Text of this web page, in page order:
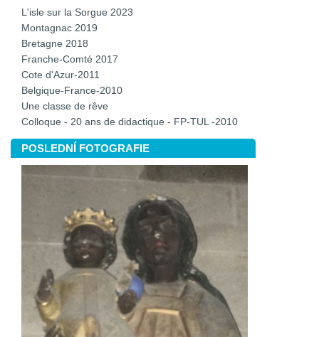
L'isle sur la Sorgue 2023
Montagnac 2019
Bretagne 2018
Franche-Comté 2017
Cote d'Azur-2011
Belgique-France-2010
Une classe de rêve
Colloque - 20 ans de didactique - FP-TUL -2010
POSLEDNÍ FOTOGRAFIE